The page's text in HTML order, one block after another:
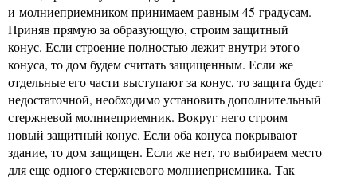
и молниеприемником принимаем равным 45 градусам.
Приняв прямую за образующую, строим защитный
конус. Если строение полностью лежит внутри этого
конуса, то дом будем считать защищенным. Если же
отдельные его части выступают за конус, то защита будет
недостаточной, необходимо установить дополнительный
стержневой молниеприемник. Вокруг него строим
новый защитный конус. Если оба конуса покрывают
здание, то дом защищен. Если же нет, то выбираем место
для еще одного стержневого молниеприемника. Так